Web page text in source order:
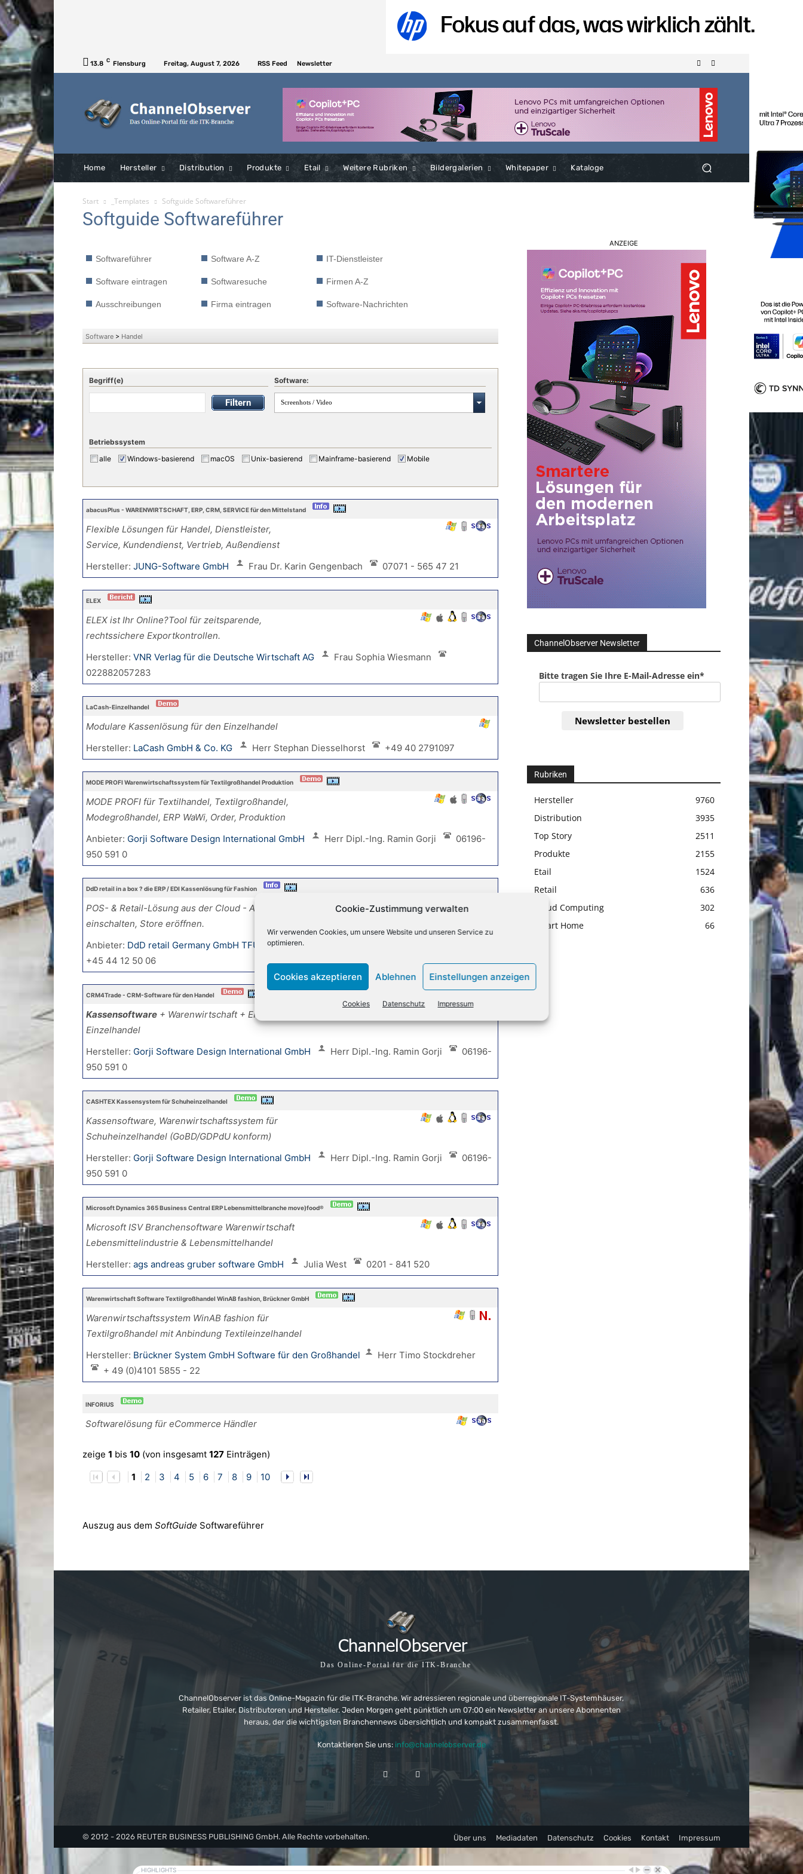
Cookie-Zustimmung verwalten
Wir verwenden Cookies, um unsere Website und unseren Service zu
optimieren.
Cookies akzeptieren Ablehnen Einstellungen anzeigen
Cookies Datenschutz Impressum
13.8 C Flensburg Freitag, August 7, 2026 RSS Feed Newsletter
Home Hersteller Distribution Produkte Etail Weitere Rubriken Bildergalerien Whitepaper Kataloge
Start _Templates Softguide Softwareführer
Softguide Softwareführer
Softwareführer Software A-Z IT-Dienstleister
Software eintragen Softwaresuche Firmen A-Z
Ausschreibungen Firma eintragen Software-Nachrichten
Software > Handel
Begriff(e) Software:
Screenhots / Video
Betriebssystem
alle
Windows-basierend macOS Unix-basierend Mainframe-basierend Mobile
abacusPlus - WARENWIRTSCHAFT, ERP, CRM, SERVICE für den Mittelstand
Flexible Lösungen für Handel, Dienstleister,
Service, Kundendienst, Vertrieb, Außendienst
Hersteller: JUNG-Software GmbH Frau Dr. Karin Gengenbach 07071 - 565 47 21
ELEX
ELEX ist Ihr Online?Tool für zeitsparende,
rechtssichere Exportkontrollen.
Hersteller: VNR Verlag für die Deutsche Wirtschaft AG
Frau Sophia Wiesmann
022882057283
LaCash-Einzelhandel
Modulare Kassenlösung für den Einzelhandel
Hersteller: LaCash GmbH & Co. KG Herr Stephan Diesselhorst +49 40 2791097
MODE PROFI Warenwirtschaftssystem für Textilgroßhandel Produktion
MODE PROFI für Textilhandel, Textilgroßhandel,
Modegroßhandel, ERP WaWi, Order, Produktion
Anbieter: Gorji Software Design International GmbH Herr Dipl.-Ing. Ramin Gorji
06196-
950 591 0
DdD retail in a box ? die ERP / EDI Kassenlösung für Fashion
POS- & Retail-Lösung aus der Cloud - Auspacken,
einschalten, Store eröffnen.
Anbieter: DdD retail Germany GmbH TFU-Innovationszentrum
+45 44 12 50 06
CRM4Trade - CRM-Software für den Handel
Kassensoftware + Warenwirtschaft + ERP für den
Einzelhandel
Hersteller: Gorji Software Design International GmbH Herr Dipl.-Ing. Ramin Gorji
06196-
950 591 0
CASHTEX Kassensystem für Schuheinzelhandel
Kassensoftware, Warenwirtschaftssystem für
Schuheinzelhandel (GoBD/GDPdU konform)
Hersteller: Gorji Software Design International GmbH Herr Dipl.-Ing. Ramin Gorji
06196-
950 591 0
Microsoft Dynamics 365 Business Central ERP Lebensmittelbranche move)food®
Microsoft ISV Branchensoftware Warenwirtschaft
Lebensmittelindustrie & Lebensmittelhandel
Hersteller: ags andreas gruber software GmbH Julia West 0201 - 841 520
Warenwirtschaft Software Textilgroßhandel WinAB fashion, Brückner GmbH
Warenwirtschaftssystem WinAB fashion für
Textilgroßhandel mit Anbindung Textileinzelhandel
Hersteller: Brückner System GmbH Software für den Großhandel
Herr Timo Stockdreher
+ 49 (0)4101 5855 - 22
INFORIUS
Softwarelösung für eCommerce Händler
zeige 1 bis 10 (von insgesamt 127 Einträgen)
1
2 3 4 5 6 7 8 9 10
Auszug aus dem SoftGuide Softwareführer
ANZEIGE
ChannelObserver Newsletter
Bitte tragen Sie Ihre E-Mail-Adresse ein*
Newsletter bestellen
Rubriken
Hersteller
9760
Distribution
3935
Top Story
2511
Produkte
2155
Etail
1524
Retail
636
Cloud Computing
302
Smart Home
66
Das Online-Portal für die ITK-Branche
ChannelObserver ist das Online-Magazin für die ITK-Branche. Wir adressieren regionale und überregionale IT-Systemhäuser,
Retailer, Etailer, Distributoren und Hersteller. Jeden Morgen geht pünktlich um 07:00 ein Newsletter an unsere Abonnenten
heraus, der die wichtigsten Branchennews übersichtlich und kompakt zusammenfasst.
Kontaktieren Sie uns: info@channelobserver.de
© 2012 - 2026 REUTER BUSINESS PUBLISHING GmbH. Alle Rechte vorbehalten. Über uns Mediadaten Datenschutz Cookies Kontakt Impressum